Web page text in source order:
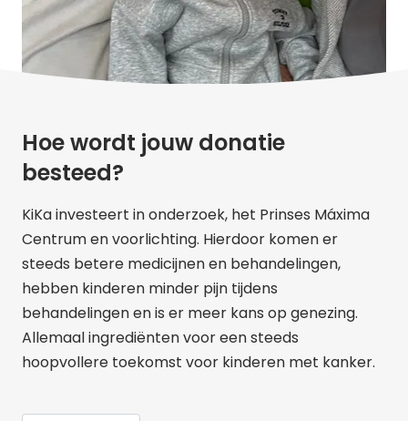
Hoe wordt jouw donatie
besteed?
KiKa investeert in onderzoek, het Prinses Máxima
Centrum en voorlichting. Hierdoor komen er
steeds betere medicijnen en behandelingen,
hebben kinderen minder pijn tijdens
behandelingen en is er meer kans op genezing.
Allemaal ingrediënten voor een steeds
hoopvollere toekomst voor kinderen met kanker.